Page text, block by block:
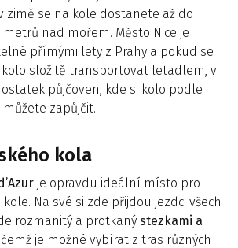
zimě se na kole dostanete až do
metrů nad mořem. Město Nice je
přímými lety z Prahy a pokud se
kolo složitě transportovat letadlem, v
půjčoven, kde si kolo podle
zapůjčit.
kola
je opravdu ideální místo pro
Na své si zde přijdou jezdci všech
rozmanitý a protkaný stezkami a
je možné vybírat z tras různých